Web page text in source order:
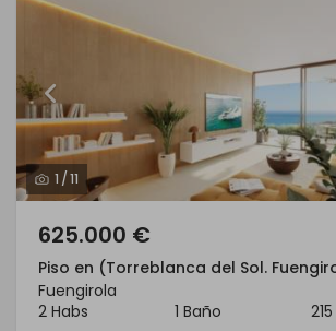
1 /11
625.000 €
Piso en (Torreblanca del Sol.
Fuengirola
2 Habs
1 Baño